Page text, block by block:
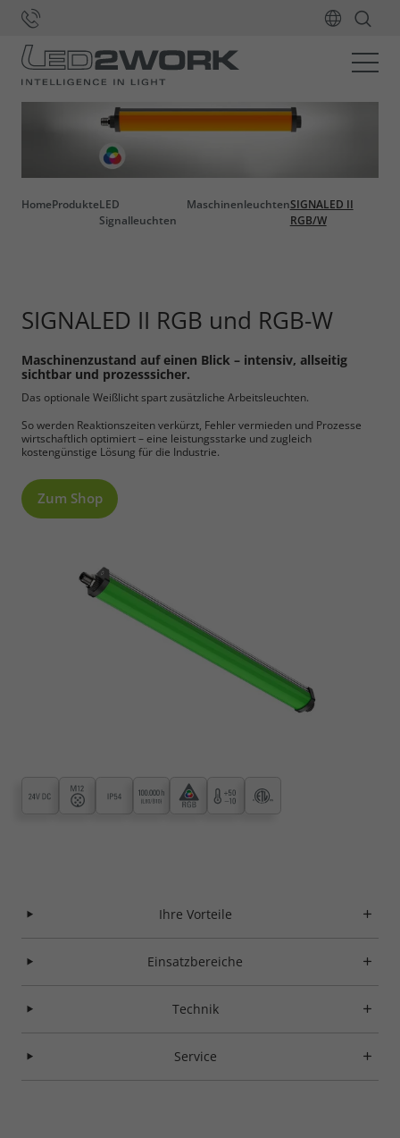
HomeProdukteLED
Signalleuchten
MaschinenleuchtenSIGNALED II
RGB/W
SIGNALED II RGB und RGB-W
Maschinenzustand auf einen Blick – intensiv, allseitig
sichtbar und prozesssicher.
Das optionale Weißlicht spart zusätzliche Arbeitsleuchten.
So werden Reaktionszeiten verkürzt, Fehler vermieden und Prozesse
wirtschaftlich optimiert – eine leistungsstarke und zugleich
kostengünstige Lösung für die Industrie.
Zum Shop
Ihre Vorteile
Einsatzbereiche
Technik
Service